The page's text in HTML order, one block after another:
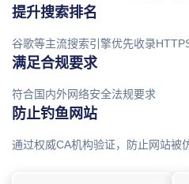
提升搜索排名
谷歌等主流搜索引擎优先收录
满足合规要求
符合国内外网络安全法规要求
防止钓鱼网站
通过权威CA机构验证，防止网站被